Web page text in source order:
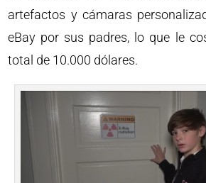
artefactos y cámaras
eBay por sus padres, lo que le
total de 10.000 dólares.